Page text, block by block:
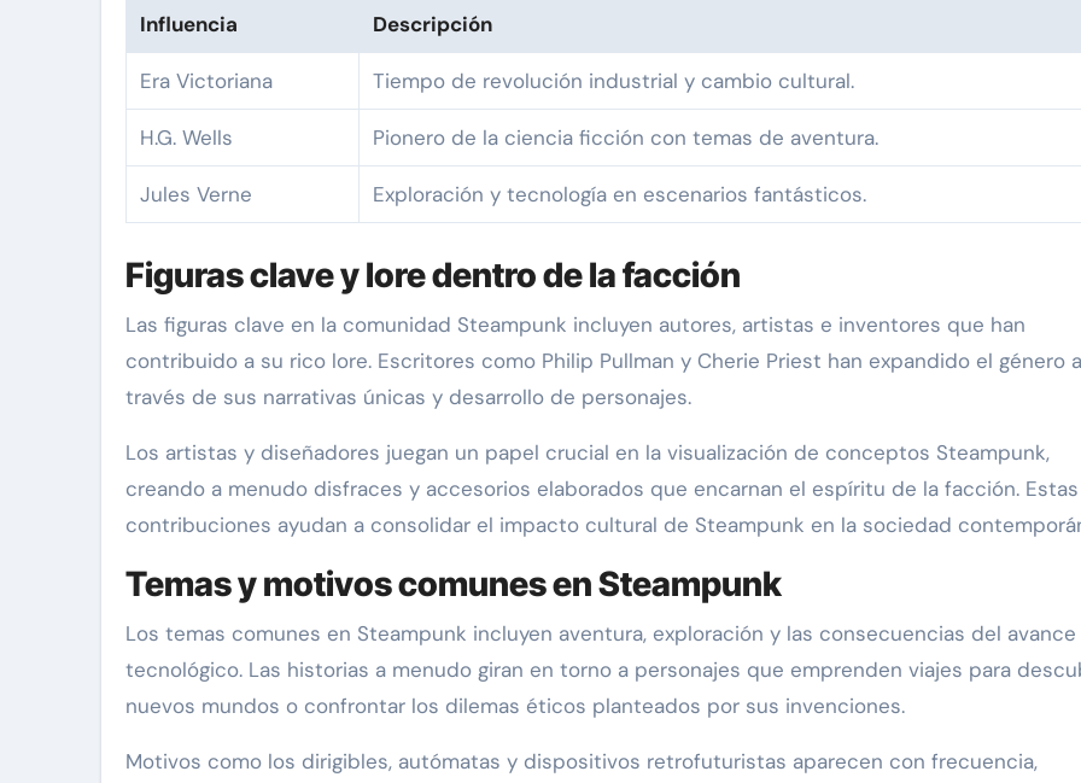
Influencia Descripción
Era Victoriana Tiempo de revolución industrial y cambio cultural.
H.G. Wells Pionero de la ciencia ficción con temas de aventura.
Jules Verne Exploración y tecnología en escenarios fantásticos.
Figuras clave y lore dentro de la facción
Las figuras clave en la comunidad Steampunk incluyen autores, artistas e inventores que han
contribuido a su rico lore. Escritores como Philip Pullman y Cherie Priest han expandido el género a
través de sus narrativas únicas y desarrollo de personajes.
Los artistas y diseñadores juegan un papel crucial en la visualización de conceptos Steampunk,
creando a menudo disfraces y accesorios elaborados que encarnan el espíritu de la facción. Estas
contribuciones ayudan a consolidar el impacto cultural de Steampunk en la sociedad
Temas y motivos comunes en Steampunk
Los temas comunes en Steampunk incluyen aventura, exploración y las consecuencias del avance
tecnológico. Las historias a menudo giran en torno a personajes que emprenden viajes para
nuevos mundos o confrontar los dilemas éticos planteados por sus invenciones.
Motivos como los dirigibles, autómatas y dispositivos retrofuturistas aparecen con frecuencia,